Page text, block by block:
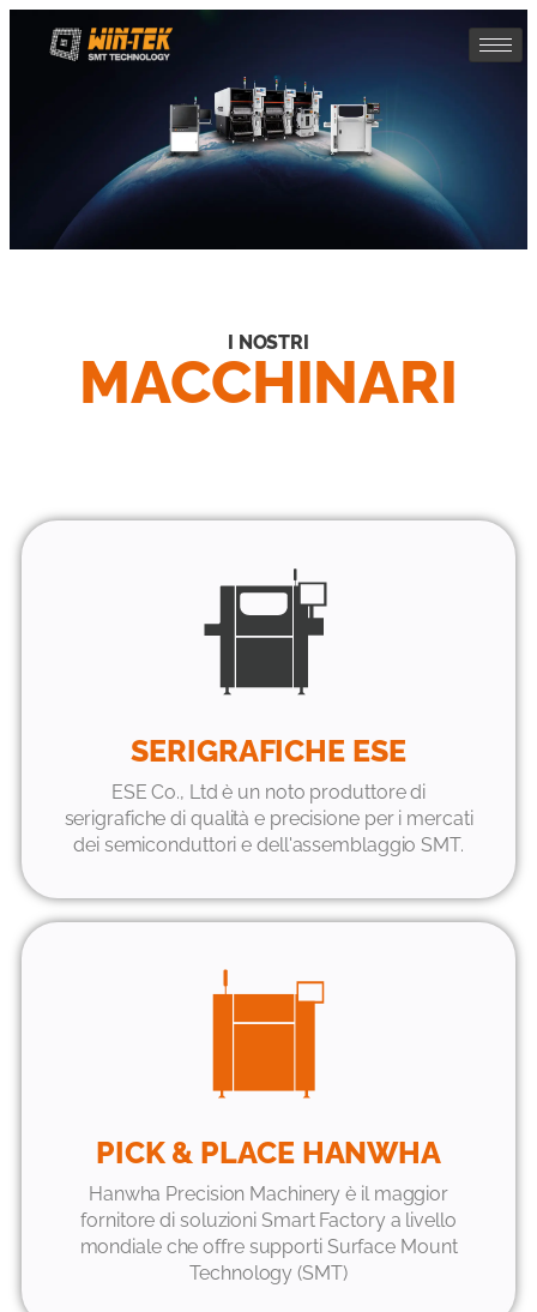
I NOSTRI
MACCHINARI
SERIGRAFICHE ESE
ESE Co., Ltd è un noto produttore di
serigrafiche di qualità e precisione per i mercati
dei semiconduttori e dell'assemblaggio SMT.
PICK & PLACE HANWHA
Hanwha Precision Machinery è il maggior
fornitore di soluzioni Smart Factory a livello
mondiale che offre supporti Surface Mount
Technology (SMT)